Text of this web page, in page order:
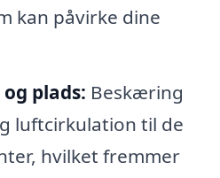
kan påvirke dine
plads: Beskæring
luftcirkulation til de
hvilket fremmer